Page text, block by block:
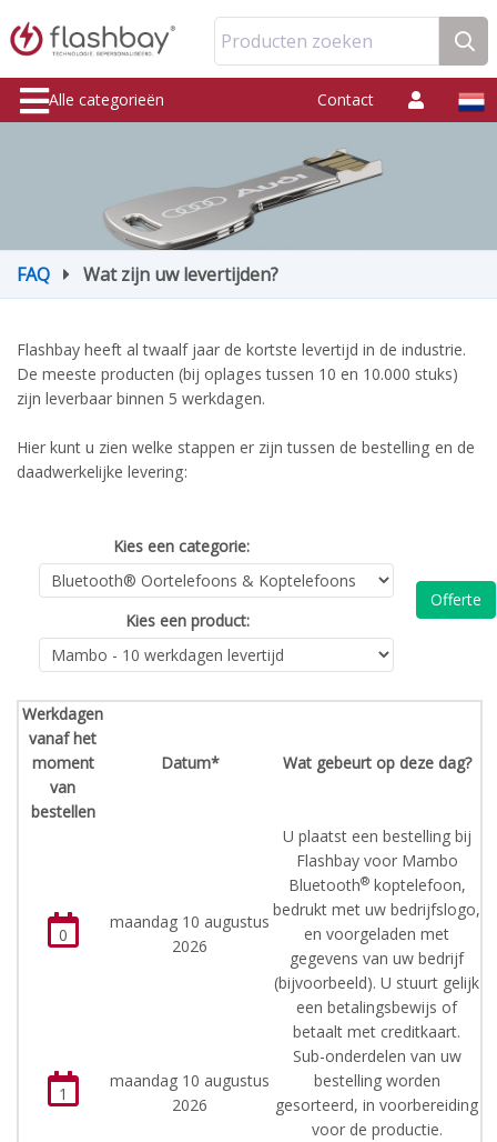
Producten zoeken
Alle categorieën Contact
FAQ Wat zijn uw levertijden?
Flashbay heeft al twaalf jaar de kortste levertijd in de industrie.
De meeste producten (bij oplages tussen 10 en 10.000 stuks)
zijn leverbaar binnen 5 werkdagen.
Hier kunt u zien welke stappen er zijn tussen de bestelling en de
daadwerkelijke levering:
Kies een categorie:
Kies een product:
Offerte
Werkdagen
vanaf het
moment
van
bestellen
Datum* Wat gebeurt op deze dag?
0
maandag 10 augustus
2026
U plaatst een bestelling bij
Flashbay voor Mambo
Bluetooth®koptelefoon,
bedrukt met uw bedrijfslogo,
en voorgeladen met
gegevens van uw bedrijf
(bijvoorbeeld). U stuurt gelijk
een betalingsbewijs of
betaalt met creditkaart.
1
maandag 10 augustus
2026
Sub-onderdelen van uw
bestelling worden
gesorteerd, in voorbereiding
voor de productie.